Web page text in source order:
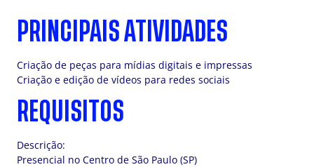
PRINCIPAIS ATIVIDADES
Criação de peças para mídias digitais e impressas
Criação e edição de vídeos para redes sociais
REQUISITOS
Descrição:
Presencial no Centro de São Paulo (SP)